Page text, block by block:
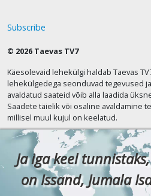
Subscribe
© 2026 Taevas TV7
Käesolevaid lehekülgi haldab Taevas
lehekülgedega seonduvad tegevused
avaldatud saateid võib alla laadida
Saadete täielik või osaline avaldamine
millisel muul kujul on keelatud.
Ja iga keel
on Issand, Jumala